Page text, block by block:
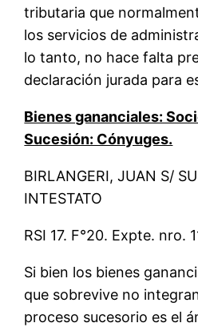
tributaria que
los servicios de
lo tanto, no hace falta
declaración jurada para
Bienes gananciales:
Sucesión: Cónyuges.
BIRLANGERI, JUAN S/
INTESTATO
RSI 17. F°20. Expte. nro.
Si bien los bienes
que sobrevive no
proceso sucesorio es el